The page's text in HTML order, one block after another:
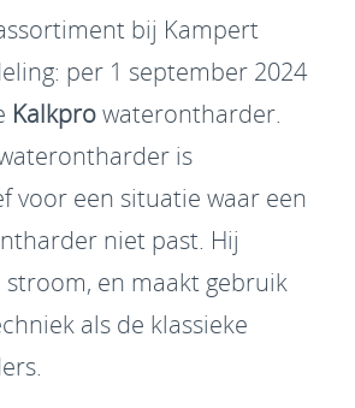
bij Kampert
per 1 september 2024
Kalkprowaterontharder.
is
voor een situatie waar een
niet past. Hij
stroom, en maakt gebruik
als de klassieke